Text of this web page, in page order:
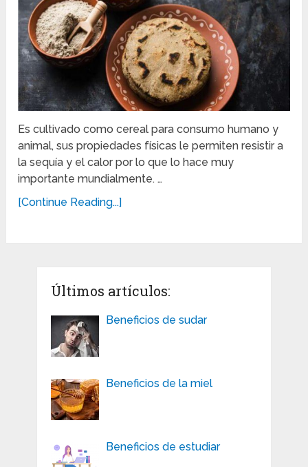
Es cultivado como cereal para consumo humano y
animal, sus propiedades físicas le permiten resistir a
la sequía y el calor por lo que lo hace muy
importante mundialmente. …
[Continue Reading...]
Últimos artículos:
Beneficios de sudar
Beneficios de la miel
Beneficios de estudiar